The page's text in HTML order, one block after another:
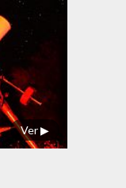
Ver ▶